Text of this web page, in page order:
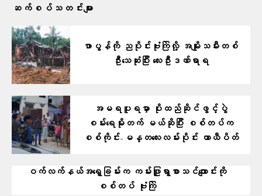
ဆက်စပ်သတင်းများ
ဖာပွန်ကို ညပိုင်းဗုံးကြဲလို့ အမျိုးသမီးတစ်
ဦးသေဆုံးပြီး လေးဦးဒဏ်ရာရ
အမရပူရမှာ ပိုးထည်ဆိုင်ဖွင့်ပွဲ
စမ်းရေမိုးတက် မယ်ဆိုပြီး စစ်တပ်က
စစ်ကိုင်း-မန္တလေးလမ်းပိုင်း ယာယီပိတ်
ဝက်လက်နယ်အရှေ့ခြမ်းက ကမ်းဖြူရွာစာသင်ကျောင်းကို
စစ်တပ် ဗုံးကြဲ